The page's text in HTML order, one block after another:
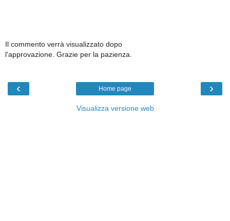
Il commento verrà visualizzato dopo
l'approvazione. Grazie per la pazienza.
‹ ›
Home page
Visualizza versione web